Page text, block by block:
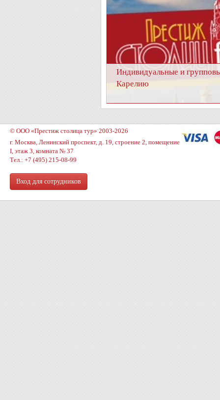
Индивидуальные и
Карелию
© ООО «Престиж столица тур» 2003-2026
г. Москва, Ленинский проспект, д. 19, строение 2, помещение
I, этаж 3, комната № 37
Тел.: +7 (495) 215-08-99
Вход для сотрудников